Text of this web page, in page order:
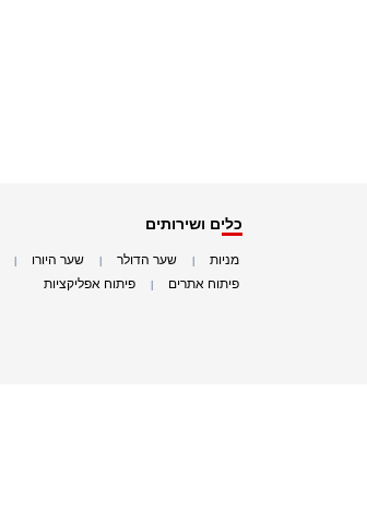
כלים ושירותים
מניות שער הדולר שער היורו
פיתוח אתרים פיתוח אפליקציות